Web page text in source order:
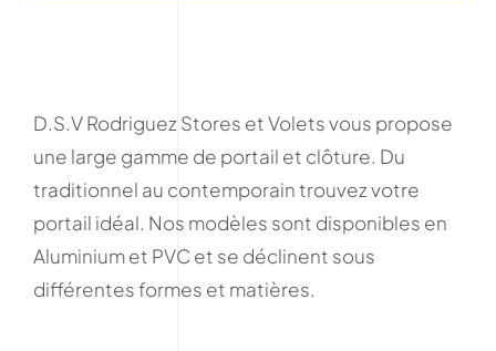
D.S.V Rodriguez Stores et Volets vous propose
une large gamme de portail et clôture. Du
traditionnel au contemporain trouvez votre
portail idéal. Nos modèles sont disponibles en
Aluminium et PVC et se déclinent sous
différentes formes et matières.